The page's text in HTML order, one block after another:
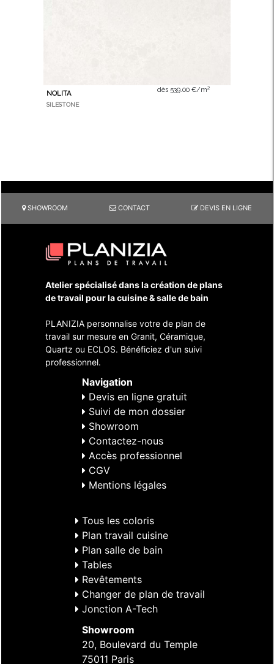
NOLITA
SILESTONE
dès 539.00 €/m²
SHOWROOM CONTACT DEVIS EN LIGNE
Atelier spécialisé dans la création de plans
de travail pour la cuisine & salle de bain
PLANIZIA personnalise votre de plan de
travail sur mesure en Granit, Céramique,
Quartz ou ECLOS. Bénéficiez d'un suivi
professionnel.
Navigation
Devis en ligne gratuit
Suivi de mon dossier
Showroom
Contactez-nous
Accès professionnel
CGV
Mentions légales
Tous les coloris
Plan travail cuisine
Plan salle de bain
Tables
Revêtements
Changer de plan de travail
Jonction A-Tech
Showroom
20, Boulevard du Temple
75011 Paris